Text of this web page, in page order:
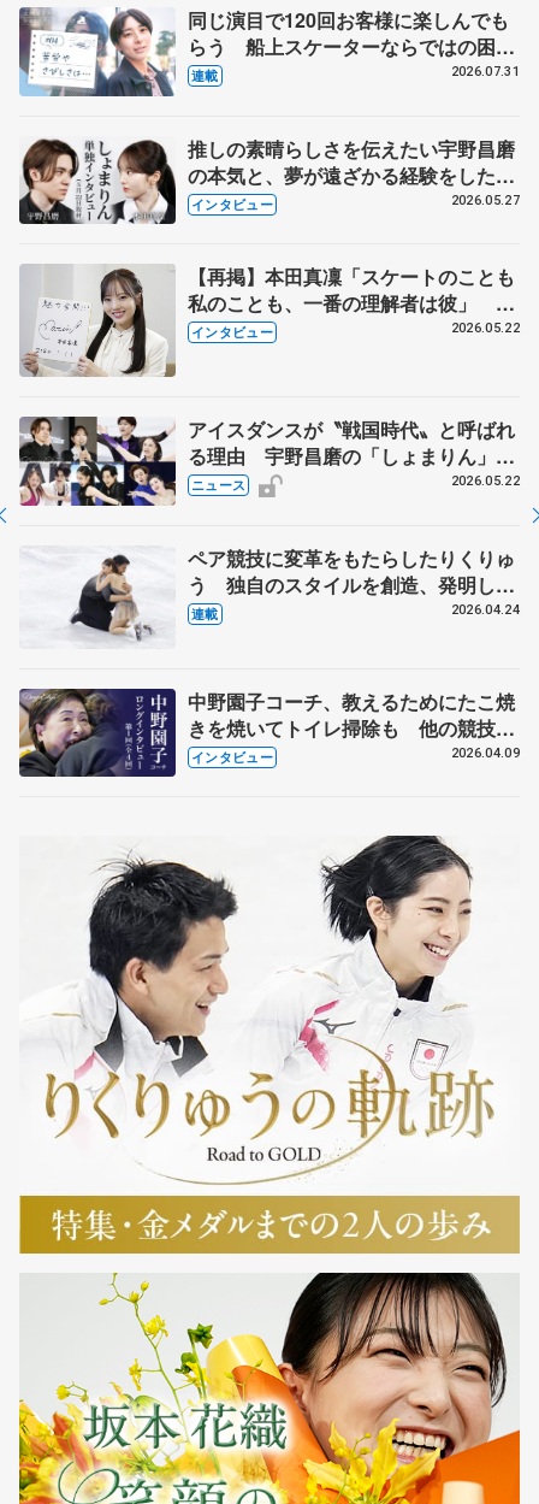
同じ演目で120回お客様に楽しんでも
らう 船上スケーターならではの困難
とは 影響あったPIW前キャプテン松
連載 2026.07.31
推しの素晴らしさを伝えたい宇野昌磨
の本気と、夢が遠ざかる経験をした本
田真凜の覚悟
インタビュー 2026.05.27
【再掲】本田真凜「スケートのことも
私のことも、一番の理解者は彼」 引
退時の単独インタビューで語った競技
インタビュー 2026.05.22
アイスダンスが〝戦国時代〟と呼ばれ
る理由 宇野昌磨の「しょまりん」ら
実力者が相次いで参戦 国内の競争激
ニュース 2026.05.22
ペア競技に変革をもたらしたりくりゅ
う 独自のスタイルを創造、発明した
【引退発表後②】
連載 2026.04.24
中野園子コーチ、教えるためにたこ焼
きを焼いてトイレ掃除も 他の競技に
も通用するという坂本花織の筋肉
インタビュー 2026.04.09